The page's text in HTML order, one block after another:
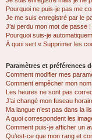
Pourquoi ne puis-je pas me
Je me suis enregistré par le
J’ai perdu mon mot de passe !
Pourquoi suis-je
À quoi sert « Supprimer les
Paramètres et préférences
Comment modifier mes
Comment empêcher mon
Les heures ne sont pas
J’ai changé mon fuseau
Ma langue n’est pas dans la
A quoi correspondent les
Comment puis-je afficher un
Qu’est-ce que mon rang et